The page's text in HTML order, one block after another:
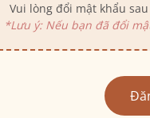
Vui lòng đổi mật khẩu
*Lưu ý: Nếu bạn đã đổi